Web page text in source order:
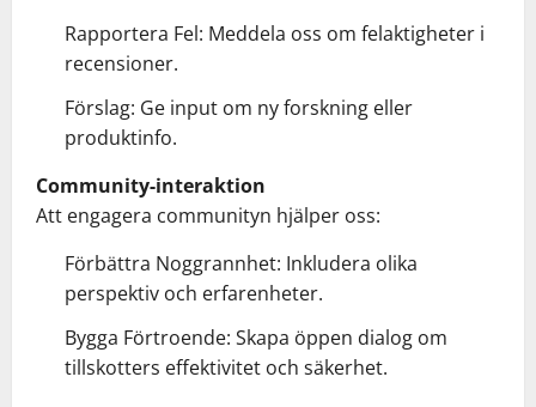
Rapportera Fel: Meddela oss om felaktigheter i
recensioner.
Förslag: Ge input om ny forskning eller
produktinfo.
Community-interaktion
Att engagera communityn hjälper oss:
Förbättra Noggrannhet: Inkludera olika
perspektiv och erfarenheter.
Bygga Förtroende: Skapa öppen dialog om
tillskotters effektivitet och säkerhet.